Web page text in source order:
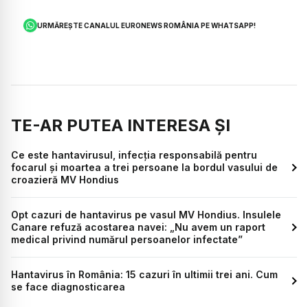
URMĂREȘTE CANALUL EURONEWS ROMÂNIA PE WHATSAPP!
TE-AR PUTEA INTERESA ȘI
Ce este hantavirusul, infecția responsabilă pentru
focarul și moartea a trei persoane la bordul vasului de
croazieră MV Hondius
Opt cazuri de hantavirus pe vasul MV Hondius. Insulele
Canare refuză acostarea navei: „Nu avem un raport
medical privind numărul persoanelor infectate”
Hantavirus în România: 15 cazuri în ultimii trei ani. Cum
se face diagnosticarea